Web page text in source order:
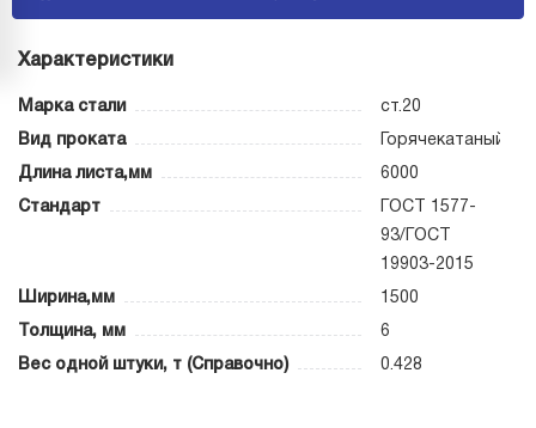
Характеристики
Марка стали ст.20
Вид проката Горячекатаный
Длина листа,мм 6000
Стандарт
ГОСТ 1577-
93/ГОСТ
19903-2015
Ширина,мм 1500
Толщина, мм 6
Вес одной штуки, т (Справочно) 0.428